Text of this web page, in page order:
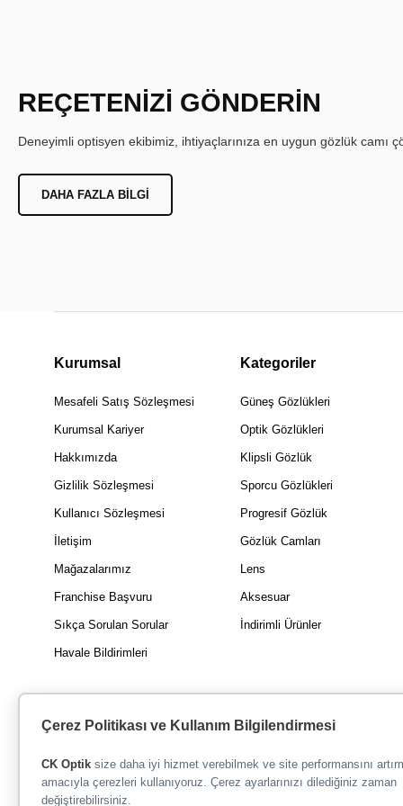
REÇETENİZİ GÖNDERİN
Deneyimli optisyen ekibimiz, ihtiyaçlarınıza en uygun gözlük camı
DAHA FAZLA BILGI
Kurumsal
Mesafeli Satış Sözleşmesi
Kurumsal Kariyer
Hakkımızda
Gizlilik Sözleşmesi
Kullanıcı Sözleşmesi
İletişim
Mağazalarımız
Franchise Başvuru
Sıkça Sorulan Sorular
Havale Bildirimleri
Kategoriler
Güneş Gözlükleri
Optik Gözlükleri
Klipsli Gözlük
Sporcu Gözlükleri
Progresif Gözlük
Gözlük Camları
Lens
Aksesuar
İndirimli Ürünler
Çerez Politikası ve Kullanım Bilgilendirmesi
CK Optik size daha iyi hizmet verebilmek ve site performansını
amacıyla çerezleri kullanıyoruz. Çerez ayarlarınızı dilediğiniz zaman
değiştirebilirsiniz.